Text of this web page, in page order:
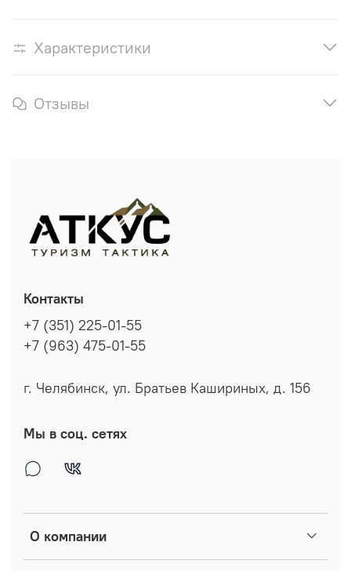
Характеристики
Отзывы
О компании
Контакты
+7 (351) 225-01-55
+7 (963) 475-01-55
г. Челябинск, ул. Братьев Кашириных, д. 156
Мы в соц. сетях